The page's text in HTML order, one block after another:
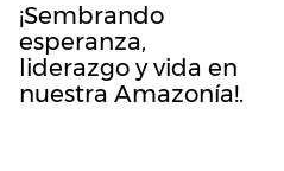
¡Sembrando
esperanza,
liderazgo y vida en
nuestra Amazonía!.